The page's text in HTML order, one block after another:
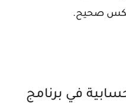
صحيح.
في برنامج